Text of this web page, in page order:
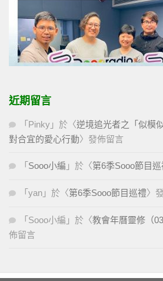
近期留言
「 Pinky 」於〈逆境追光者之「似模
對合宜的愛心行動〉發佈留言
「 Sooo小編 」於〈第6季Sooo節目
「 yan 」於〈第6季Sooo節目巡禮〉
「 Sooo小編 」於〈教會年曆靈修（
佈留言